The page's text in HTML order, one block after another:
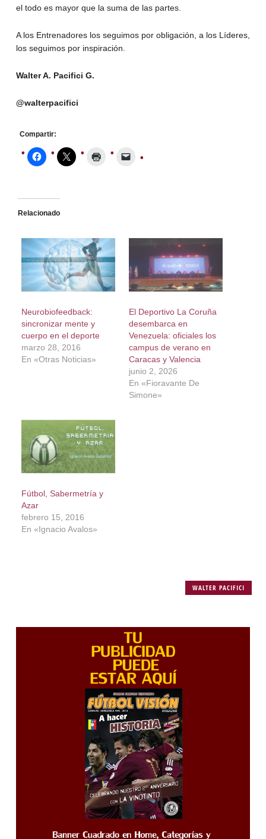
el todo es mayor que la suma de las partes.
A los Entrenadores los seguimos por obligación, a los Líderes,
los seguimos por inspiración.
Walter A. Pacifici G.
@walterpacifici
Compartir:
Relacionado
Neurobiofeedback:
sincronizar mente y
cuerpo en el deporte
marzo 28, 2016
En «Otras Noticias»
El Deportivo La Coruña
desembarca en
Venezuela: oficiales los
campus de verano en
Caracas y Valencia
junio 2, 2026
En «Fioravante De
Simone»
Fútbol, Sabermetría y
Azar
febrero 15, 2016
En «Ignacio Avalos»
WALTER PACIFICI